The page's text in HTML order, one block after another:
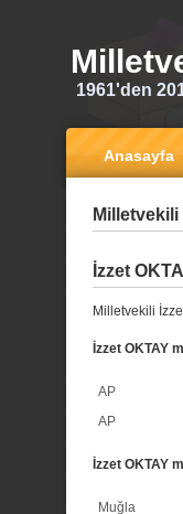
1961'den
Anasayfa
İzzet
Milletvekili
İzzet OKTAY
AP
AP
İzzet OKTAY
Muğla